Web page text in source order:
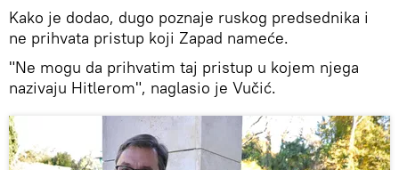
Kako je dodao, dugo poznaje ruskog predsednika i
ne prihvata pristup koji Zapad nameće.
"Ne mogu da prihvatim taj pristup u kojem njega
nazivaju Hitlerom", naglasio je Vučić.